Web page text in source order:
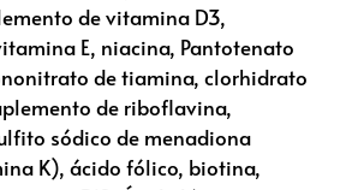
de vitamina D3,
E, niacina, Pantotenato
de tiamina, clorhidrato
de riboflavina,
sódico de menadiona
K), ácido fólico, biotina,